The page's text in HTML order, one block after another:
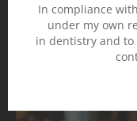
In compliance
under my own
in dentistry and